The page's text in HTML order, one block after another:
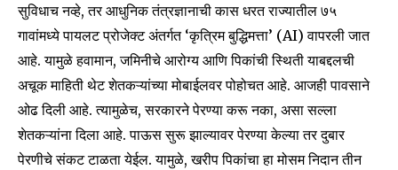
सुविधाच नव्हे, तर आधुनिक तंत्रज्ञानाची कास धरत राज्यातील ७५
गावांमध्ये पायलट प्रोजेक्ट अंतर्गत ‘कृत्रिम बुद्धिमत्ता’ (AI) वापरली जात
आहे. यामुळे हवामान, जमिनीचे आरोग्य आणि पिकांची स्थिती याबद्दलची
अचूक माहिती थेट शेतकऱ्यांच्या मोबाईलवर पोहोचत आहे. आजही पावसाने
ओढ दिली आहे. त्यामुळेच, सरकारने पेरण्या करू नका, असा सल्ला
शेतकऱ्यांना दिला आहे. पाऊस सुरू झाल्यावर पेरण्या केल्या तर दुबार
पेरणीचे संकट टाळता येईल. यामुळे, खरीप पिकांचा हा मोसम निदान तीन